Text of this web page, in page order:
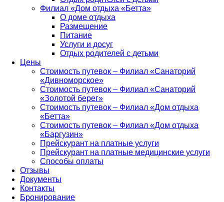
Филиал «Дом отдыха «Бетта»
О доме отдыха
Размещение
Питание
Услуги и досуг
Отдых родителей с детьми
Цены
Стоимость путевок – Филиал «Санаторий
«Дивноморское»
Стоимость путевок – Филиал «Санаторий
«Золотой берег»
Стоимость путевок – Филиал «Дом отдыха
«Бетта»
Стоимость путевок – Филиал «Дом отдыха
«Баргузин»
Прейскурант на платные услуги
Прейскурант на платные медицинские услуги
Способы оплаты
Отзывы
Документы
Контакты
Бронирование